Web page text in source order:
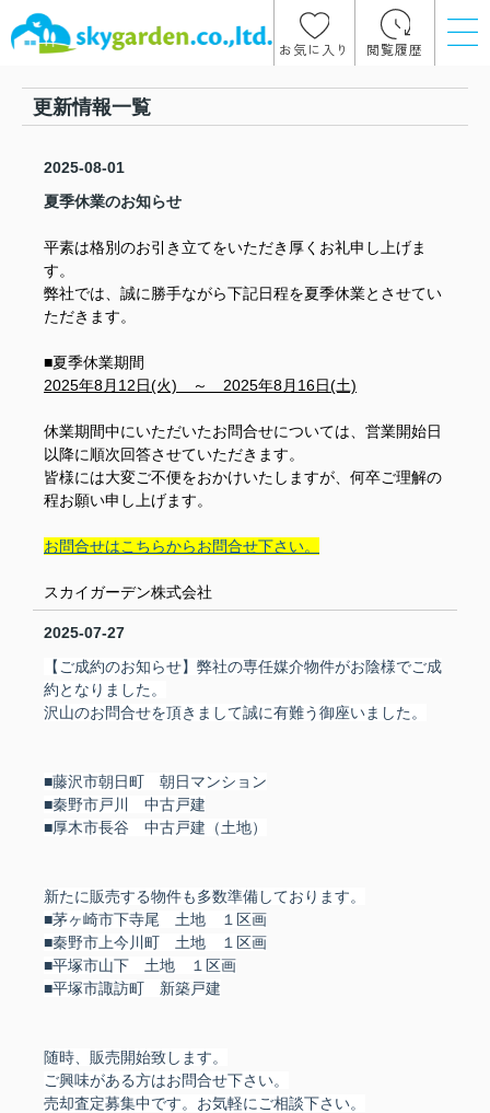
お気に入り 閲覧履歴
更新情報一覧
2025-08-01
夏季休業のお知らせ
平素は格別のお引き立てをいただき厚くお礼申し上げま
す。
弊社では、誠に勝手ながら下記日程を夏季休業とさせてい
ただきます。
■夏季休業期間
2025年8月12日(火) ～ 2025年8月16日(土)
休業期間中にいただいたお問合せについては、営業開始日
以降に順次回答させていただきます。
皆様には大変ご不便をおかけいたしますが、何卒ご理解の
程お願い申し上げます。
お問合せはこちらからお問合せ下さい。
スカイガーデン株式会社
2025-07-27
【ご成約のお知らせ】弊社の専任媒介物件がお陰様でご成
約となりました。
沢山のお問合せを頂きまして誠に有難う御座いました。
■藤沢市朝日町 朝日マンション
■秦野市戸川 中古戸建
■厚木市長谷 中古戸建（土地）
新たに販売する物件も多数準備しております。
■茅ヶ崎市下寺尾 土地 １区画
■秦野市上今川町 土地 １区画
■平塚市山下 土地 １区画
■平塚市諏訪町 新築戸建
随時、販売開始致します。
ご興味がある方はお問合せ下さい。
売却査定募集中です。お気軽にご相談下さい。